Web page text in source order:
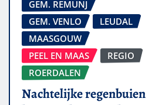
GEM. REMUNJ
GEM. VENLO
LEUDAL
MAASGOUW
PEEL EN MAAS
REGIO
ROERDALEN
Nachtelijke regenbuien